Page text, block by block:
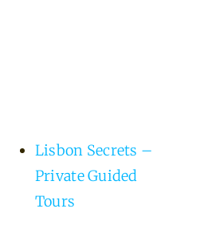
Lisbon Secrets –
Private Guided
Tours